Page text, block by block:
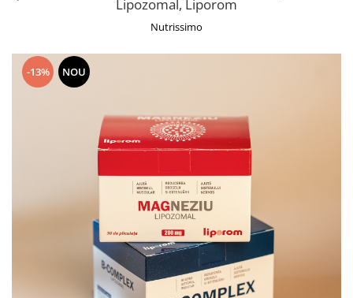
ÎNDULCITORI NATURALI / MIERE
OȚETURI ȘI SOSURI
SOSURI
BĂUTURI / LAPTE VEGETAL
OREZ ȘI CEREALE
CREME ȘI PASTE TARTINABILE
CEAIURI GRECEȘTI
CIOCOLATĂ ȘI CACAO
HEALTHY SNACKS
SUPERALIMENTE
Lipozomal, Liporom
Nutrissimo
-13% NOU